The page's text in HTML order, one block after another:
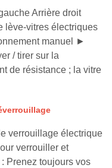
Arrière droit
lève-vitres électriques
manuel ►
/ tirer sur la
de résistance ; la vitre
verrouillage électrique
verrouiller et
Prenez toujours vos